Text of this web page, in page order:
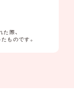
際、
ものです。